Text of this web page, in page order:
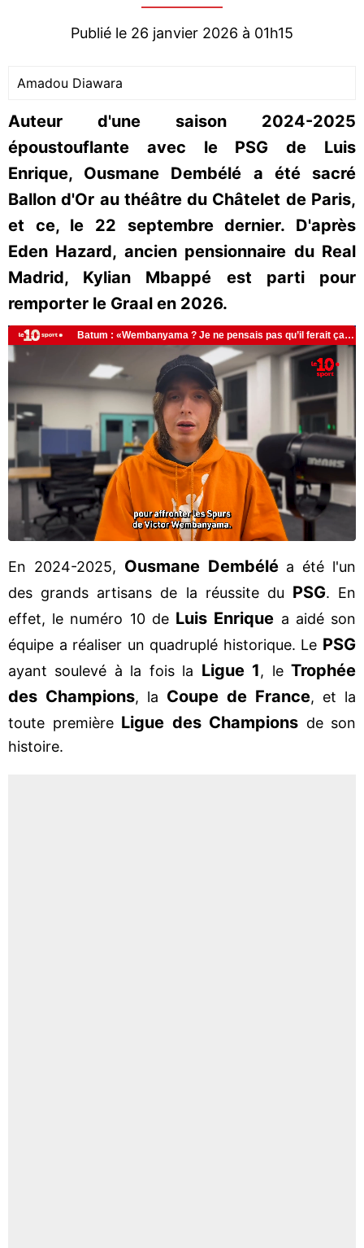
Publié le 26 janvier 2026 à 01h15
Amadou Diawara
Auteur d'une saison 2024-2025
époustouflante avec le PSG de Luis
Enrique, Ousmane Dembélé a été sacré
Ballon d'Or au théâtre du Châtelet de Paris,
et ce, le 22 septembre dernier. D'après
Eden Hazard, ancien pensionnaire du Real
Madrid, Kylian Mbappé est parti pour
remporter le Graal en 2026.
En 2024-2025, Ousmane Dembéléa été l'un
des grands artisans de la réussite du PSG. En
effet, le numéro 10 de Luis Enrique a aidé son
équipe a réaliser un quadruplé historique. Le PSG
ayant soulevé à la fois la Ligue 1, leTrophée
des Champions, la Coupe de France, et la
toute première Ligue des Champions de son
histoire.